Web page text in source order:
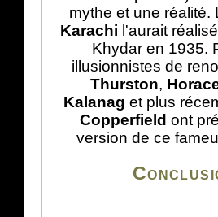
mythe et une réalité.
Karachi l'aurait
Khydar en 1935.
illusionnistes de
Thurston,
Kalanag et plus
Copperfield ont
version de ce